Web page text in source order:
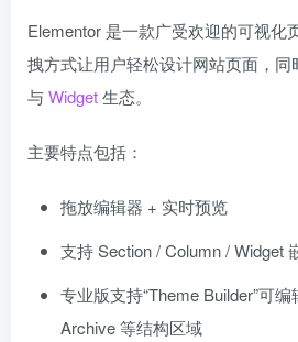
Elementor 是一款广受欢迎的可视化
拽方式让用户轻松设计网站页面，
与Widget生态。
主要特点包括：
拖放编辑器 + 实时预览
支持 Section / Column / Widget
专业版支持“Theme Builder”可编
Archive 等结构区域